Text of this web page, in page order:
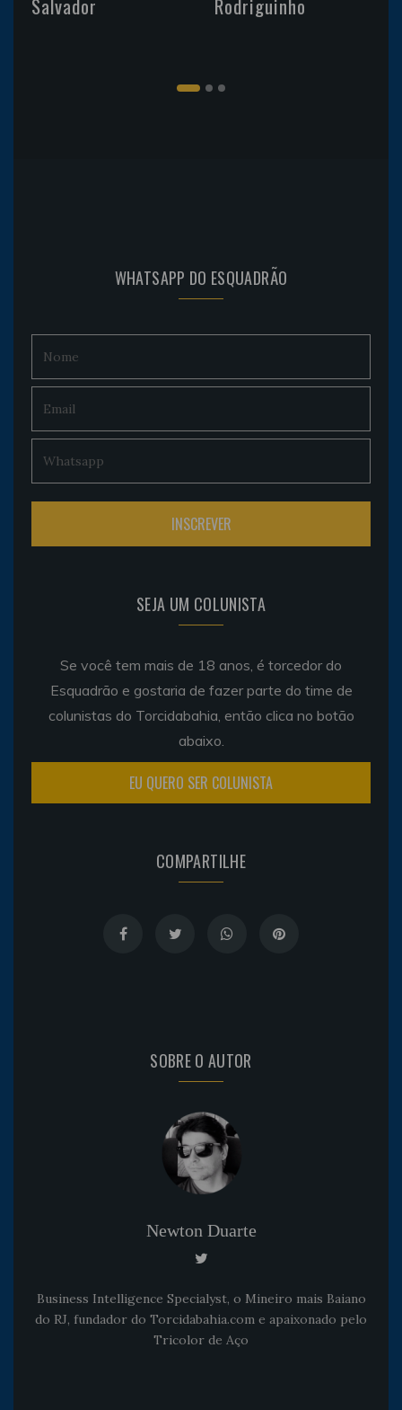
Salvador Rodriguinho
WHATSAPP DO ESQUADRÃO
SEJA UM COLUNISTA
Se você tem mais de 18 anos, é torcedor do
Esquadrão e gostaria de fazer parte do time de
colunistas do Torcidabahia, então clica no botão
abaixo.
EU QUERO SER COLUNISTA
COMPARTILHE
SOBRE O AUTOR
Newton Duarte
Business Intelligence Specialyst, o Mineiro mais Baiano
do RJ, fundador do Torcidabahia.com e apaixonado pelo
Tricolor de Aço